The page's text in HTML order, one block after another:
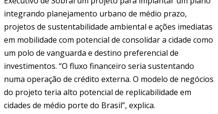
integrando planejamento urbano de médio prazo,
projetos de sustentabilidade ambiental e ações imediatas
em mobilidade com potencial de consolidar a cidade como
um polo de vanguarda e destino preferencial de
investimentos. “O fluxo financeiro seria sustentando
numa operação de crédito externa. O modelo de negócios
do projeto teria alto potencial de replicabilidade em
cidades de médio porte do Brasil”, explica.